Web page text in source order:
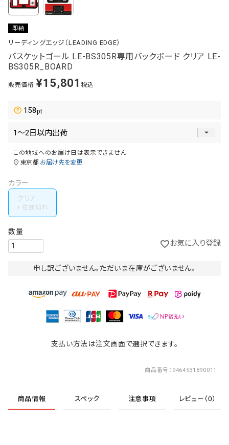
即納
リーディングエッジ（LEADING EDGE）
バスケットゴール LE-BS305R専用バックボード クリア LE-
BS305R_BOARD
販売価格 ¥15,801 税込
158
この地域へのお届け日は表示できません
東京都 お届け先を変更
カラー
クリア
お気に入り登録
申し訳ございません。ただいま在庫がございません。
支払い方法は注文画面で選択できます。
商品番号 9464531890011
商品情報 スペック 注意事項 レビュー（0）